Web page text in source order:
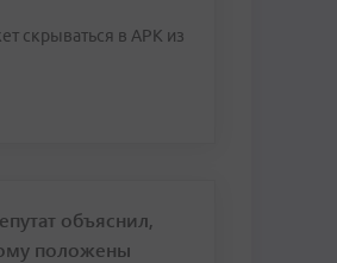
скрываться в APK из
объяснил,
положены